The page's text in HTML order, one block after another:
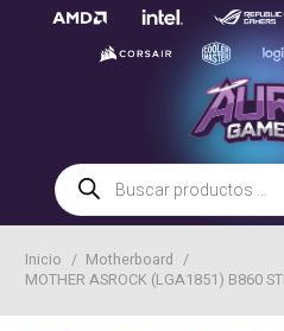
Búsqueda
de
productos
Inicio / Motherboard /
MOTHER ASROCK (LGA1851) B860